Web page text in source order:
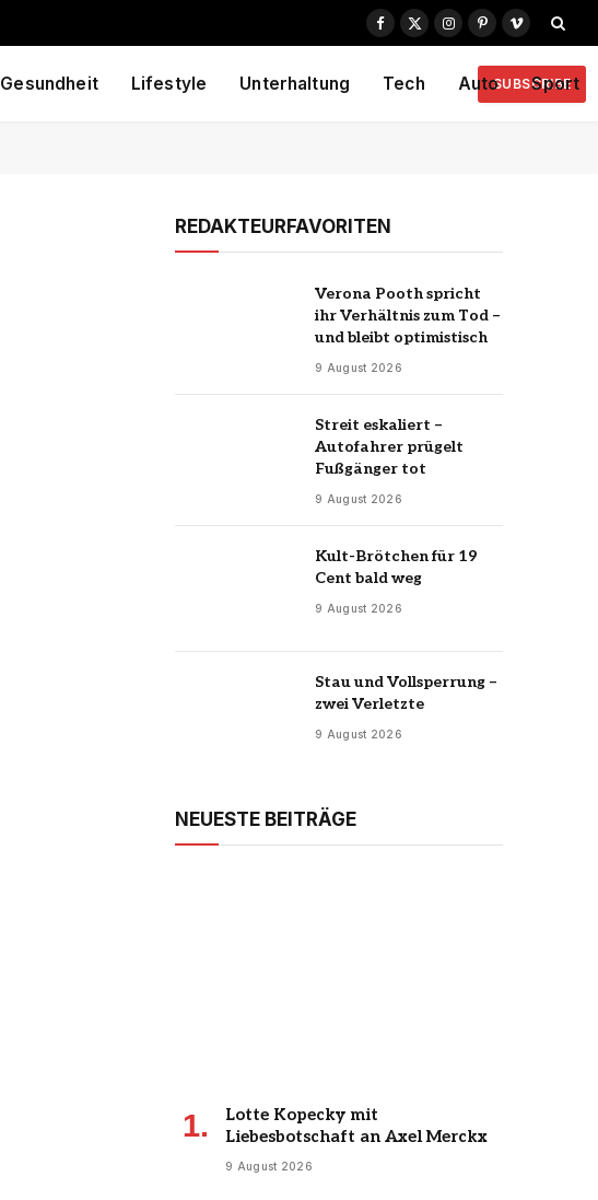
Facebook
X
Instagram
PinterestVimeo
Gesundheit Lifestyle Unterhaltung Tech Auto Sport
SUBSCRIBE
REDAKTEURFAVORITEN
Verona Pooth spricht
ihr Verhältnis zum Tod –
und bleibt optimistisch
9 August 2026
Streit eskaliert –
Autofahrer prügelt
Fußgänger tot
9 August 2026
Kult-Brötchen für 19
Cent bald weg
9 August 2026
Stau und Vollsperrung –
zwei Verletzte
9 August 2026
NEUESTE BEITRÄGE
Lotte Kopecky mit
Liebesbotschaft an Axel Merckx
9 August 2026